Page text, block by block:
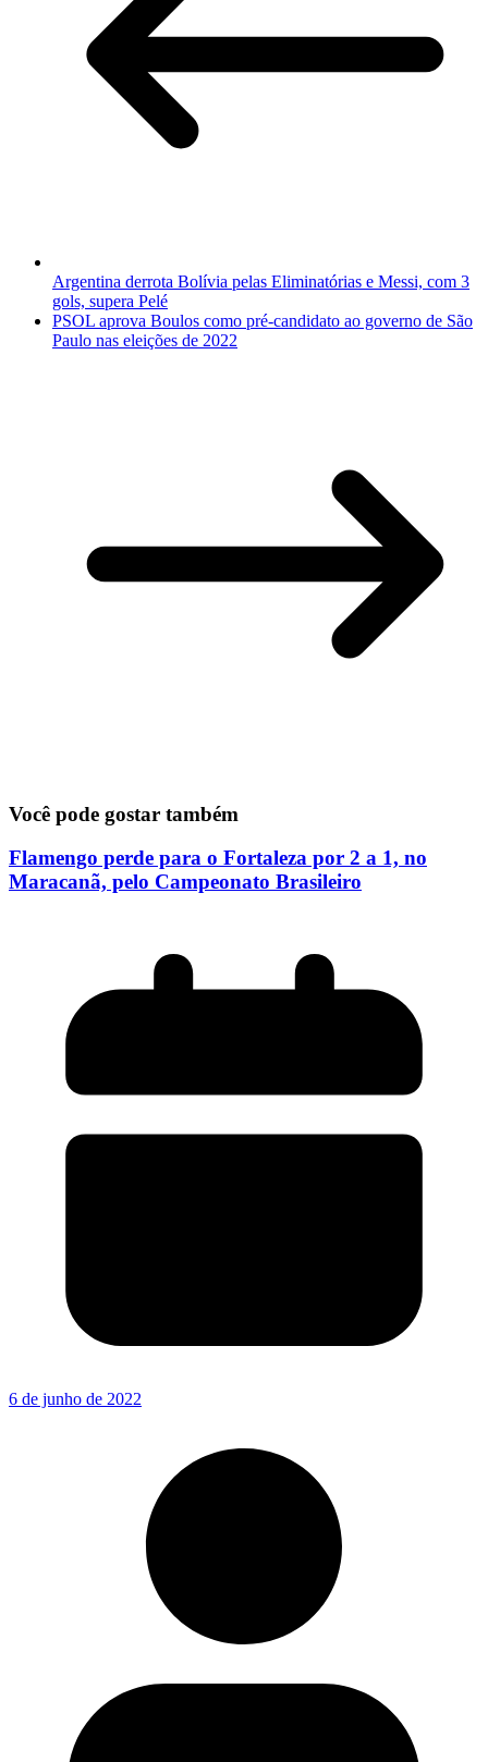
Argentina derrota Bolívia pelas Eliminatórias e Messi, com 3
gols, supera Pelé
PSOL aprova Boulos como pré-candidato ao governo de São
Paulo nas eleições de 2022
Você pode gostar também
Flamengo perde para o Fortaleza por 2 a 1, no
Maracanã, pelo Campeonato Brasileiro
6 de junho de 2022